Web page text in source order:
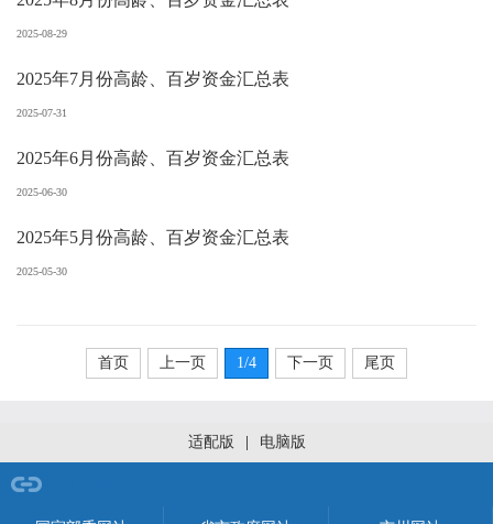
2025-08-29
2025年7月份高龄、百岁资金汇总表
2025-07-31
2025年6月份高龄、百岁资金汇总表
2025-06-30
2025年5月份高龄、百岁资金汇总表
2025-05-30
首页 上一页 1/4 下一页 尾页
适配版 电脑版